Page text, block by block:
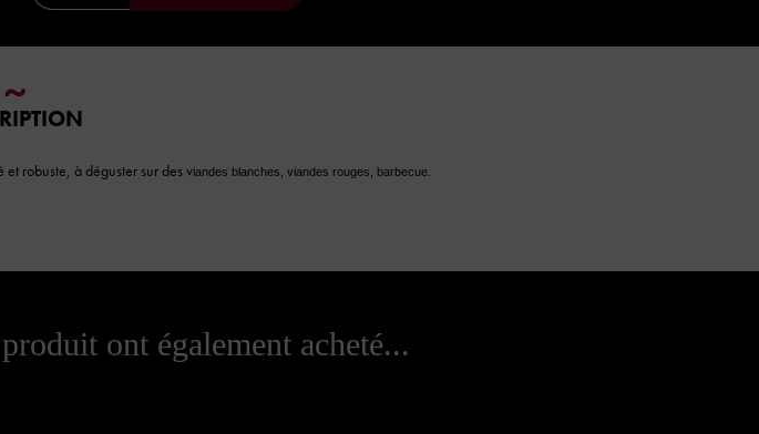
robuste, à déguster sur des viandes blanches, viandes rouges, barbecue.
ont également acheté...